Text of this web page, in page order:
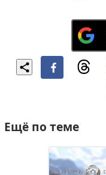
Ещё по теме